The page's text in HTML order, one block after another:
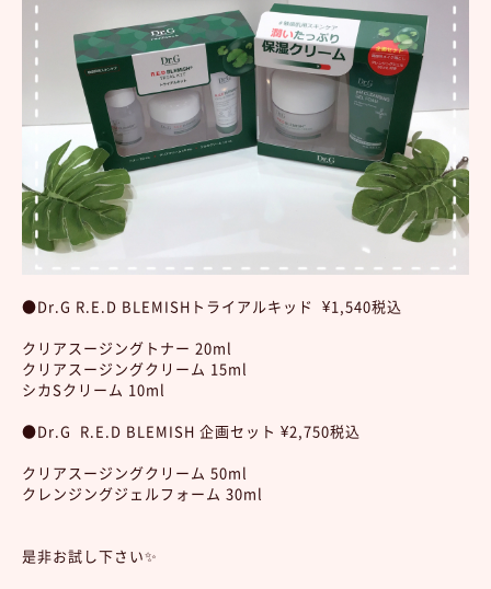
●Dr.G R.E.D BLEMISHトライアルキッド ¥1,540税込
クリアスージングトナー 20ml
クリアスージングクリーム 15ml
シカSクリーム 10ml
●Dr.G R.E.D BLEMISH 企画セット ¥2,750税込
クリアスージングクリーム 50ml
クレンジングジェルフォーム 30ml
是非お試し下さい✨